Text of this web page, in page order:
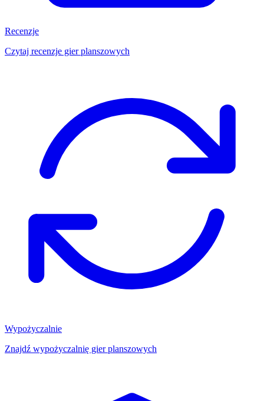
Recenzje
Czytaj recenzje gier planszowych
Wypożyczalnie
Znajdź wypożyczalnię gier planszowych